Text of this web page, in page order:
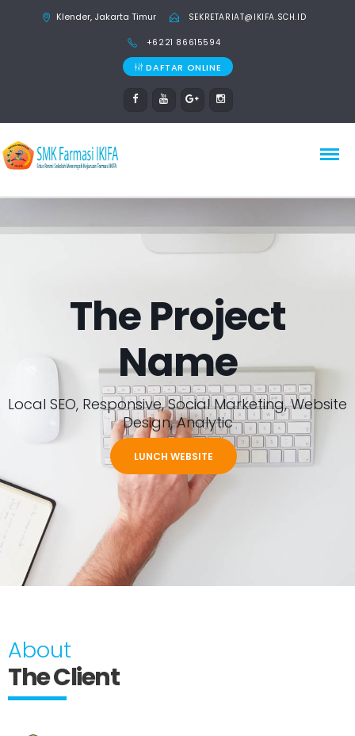
Klender, Jakarta Timur SEKRETARIAT@IKIFA.SCH.ID
+6221 86615594
DAFTAR ONLINE
The Project
Name
Local SEO, Responsive, Social Marketing, Website
Design, Analytic
LUNCH WEBSITE
About
The Client